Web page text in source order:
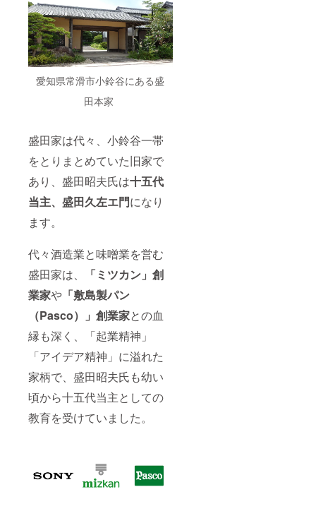
愛知県常滑市小鈴谷にある盛
田本家
盛田家は代々、小鈴谷一帯
をとりまとめていた旧家で
あり、盛田昭夫氏は十五代
当主、盛田久左エ門になり
ます。
代々酒造業と味噌業を営む
盛田家は、
「ミツカン」創
業家や 「敷島製パン
（Pasco）」創業家との血
縁も深く、「起業精神」
「アイデア精神」に溢れた
家柄で、盛田昭夫氏も幼い
頃から十五代当主としての
教育を受けていました。